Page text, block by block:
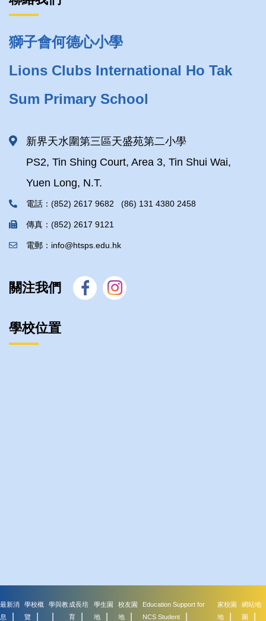
獅子會何德心小學
Lions Clubs International Ho Tak
Sum Primary School
新界天水圍第三區天盛苑第二小學
PS2, Tin Shing Court, Area 3, Tin Shui Wai,
Yuen Long, N.T.
電話：(852) 2617 9682 (86) 131 4380 2458
傳真：(852) 2617 9121
電郵：info@htsps.edu.hk
關注我們
學校位置
最新消
息
學校概
覽
學與教成長培
育
學生園
地
校友園
地
Education Support for
NCS Student
家校園
地
網站地
圖